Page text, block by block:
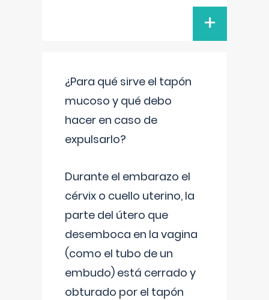
+
¿Para qué sirve el tapón
mucoso y qué debo
hacer en caso de
expulsarlo?
Durante el embarazo el
cérvix o cuello uterino, la
parte del útero que
desemboca en la vagina
(como el tubo de un
embudo) está cerrado y
obturado por el tapón